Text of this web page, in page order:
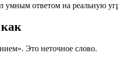
ответом на реальную
Это неточное слово.